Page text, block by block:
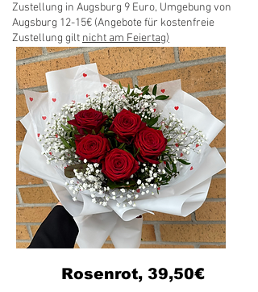
Zustellung in Augsburg 9 Euro, Umgebung von
Augsburg 12-15€ (Angebote für kostenfreie
Zustellung gilt nicht am Feiertag)
Rosenrot, 39,50€